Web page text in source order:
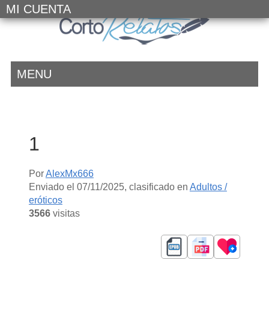
MI CUENTA
MENU
1
PorAlexMx666
Enviado el 07/11/2025, clasificado en Adultos /
eróticos
3566visitas